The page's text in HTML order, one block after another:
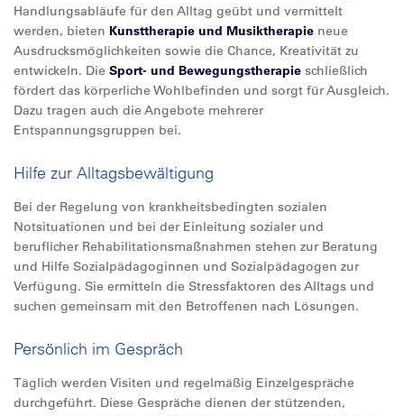
Handlungsabläufe für den Alltag geübt und vermittelt
werden, bieten Kunsttherapie und Musiktherapie neue
Ausdrucksmöglichkeiten sowie die Chance, Kreativität zu
entwickeln. Die Sport- und Bewegungstherapie schließlich
fördert das körperliche Wohlbefinden und sorgt für Ausgleich.
Dazu tragen auch die Angebote mehrerer
Entspannungsgruppen bei.
Hilfe zur Alltagsbewältigung
Bei der Regelung von krankheitsbedingten sozialen
Notsituationen und bei der Einleitung sozialer und
beruflicher Rehabilitationsmaßnahmen stehen zur Beratung
und Hilfe Sozialpädagoginnen und Sozialpädagogen zur
Verfügung. Sie ermitteln die Stressfaktoren des Alltags und
suchen gemeinsam mit den Betroffenen nach Lösungen.
Persönlich im Gespräch
Täglich werden Visiten und regelmäßig Einzelgespräche
durchgeführt. Diese Gespräche dienen der stützenden,